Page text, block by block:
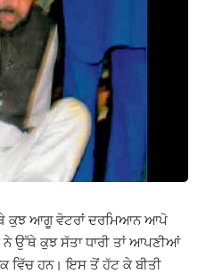
ਕੁਝ ਆਗੂ ਵੋਟਰਾਂ ਦਰਮਿਆਨ ਆਪੋ
ਉੱਥੇ ਕੁਝ ਸੱਤਾ ਧਾਰੀ ਤਾਂ ਆਪਣੀਆਂ
ਵਿੱਚ ਹਨ। ਇਸ ਤੋਂ ਹੱਟ ਕੇ ਬੀਤੀ